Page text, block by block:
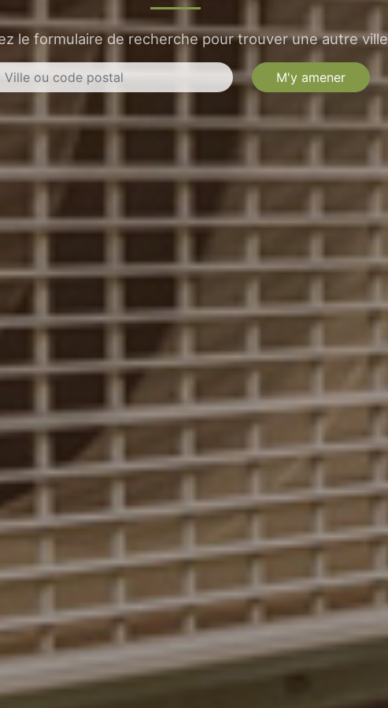
le formulaire de recherche pour trouver une autre ville
M'y amener